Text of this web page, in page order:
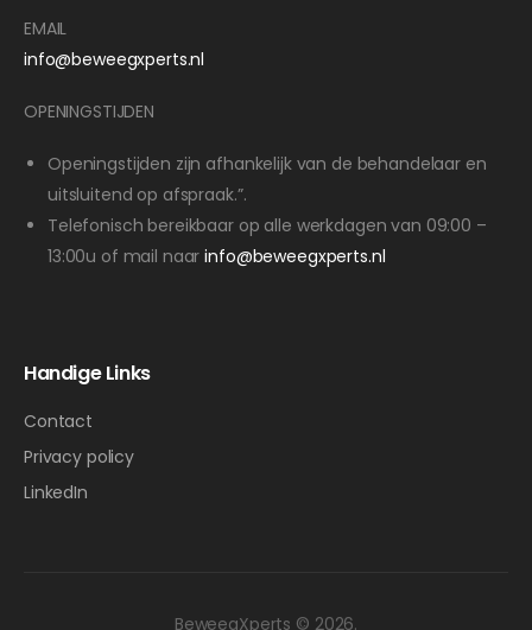
EMAIL
info@beweegxperts.nl
OPENINGSTIJDEN
Openingstijden zijn afhankelijk van de behandelaar en
uitsluitend op afspraak.”.
Telefonisch bereikbaar op alle werkdagen van 09:00 –
13:00u of mail naarinfo@beweegxperts.nl
Handige Links
Contact
Privacy policy
LinkedIn
BeweegXperts © 2026.